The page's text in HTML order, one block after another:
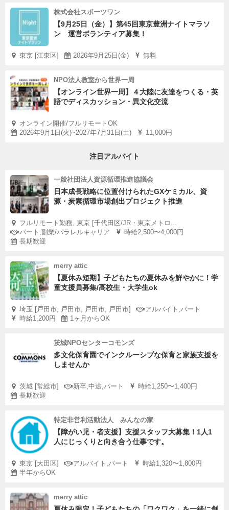
株式会社スポーツワン
【9月25日（金）】第45回東京豊洲ナイトマラソ
ン 運営ボランティア募集！
東京 [江東区] 2026年9月25日(金) 無料
NPO法人教室から世界一周
【オンライン世界一周】４大陸に友達をつくる・英
語でディスカッション・異文化交流
オンライン開催/フルリモートOK
2026年9月1日(火)~2027年7月31日(土)
11,000円
注目アルバイト
一般社団法人資源循環推進協議会
日本成長戦略に位置付けられたGXケミカル、資
源・炭素循環市場創出プロジェクト推進
フルリモート勤務, 東京 [千代田区/JR・東京メトロ...
パート,副業/パラレルキャリア
時給2,500〜4,000円
長期歓迎
merry attic
【夏休み短期】子どもたちの夏休みを鮮やかに！学
童支援員募集/高校生・大学生ok
埼玉 [戸田市, 戸田市, 戸田市, 戸田市]
アルバイト,パート
時給1,200円
1ヶ月からOK
茨城NPOセンターコモンズ
多文化保育園でインクルーシブな保育と家族支援を
しませんか
茨城 [常総市] 新卒,中途,パート
時給1,250〜1,400円
長期歓迎
特定非営利活動法人 みんなの家
【障がい児・者支援】支援スタッフ大募集！1人1
人にじっくりと向き合う仕事です。
東京 [大田区] アルバイト,パート
時給1,320〜1,800円
半年からOK
merry attic